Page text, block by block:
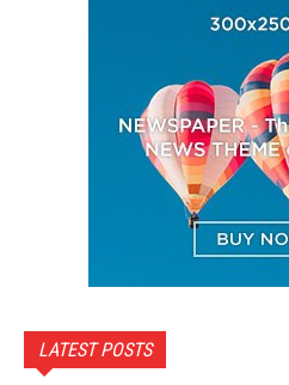
LATEST POSTS